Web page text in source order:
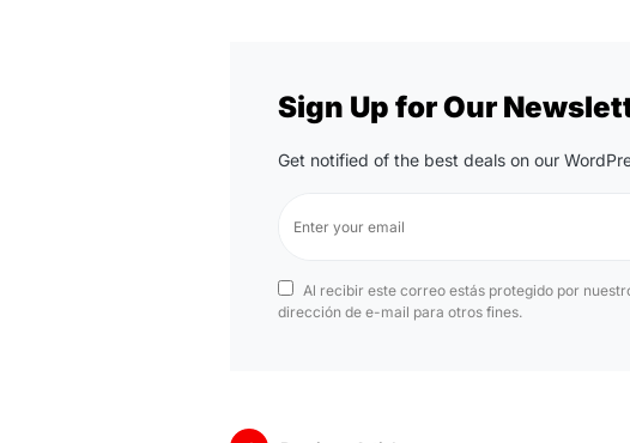
Sign Up for Our
Get notified of the best deals on our
Al recibir este correo estás protegido por
dirección de e-mail para otros fines.